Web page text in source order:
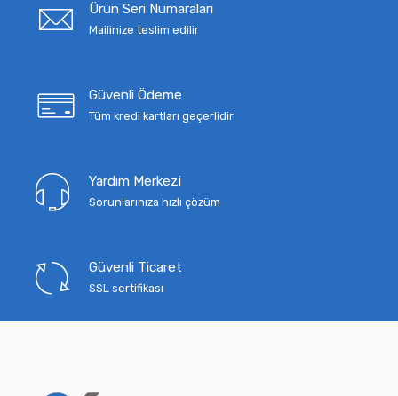
Ürün Seri Numaraları
Mailinize teslim edilir
Güvenli Ödeme
Tüm kredi kartları geçerlidir
Yardım Merkezi
Sorunlarınıza hızlı çözüm
Güvenli Ticaret
SSL sertifikası